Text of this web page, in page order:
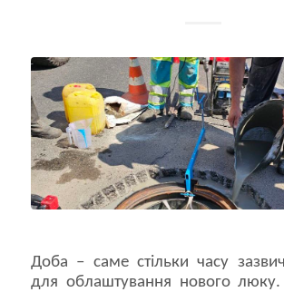
Доба – саме стільки часу
для облаштування нового